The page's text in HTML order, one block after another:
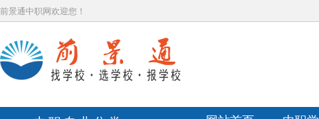
前景通中职网欢迎您！